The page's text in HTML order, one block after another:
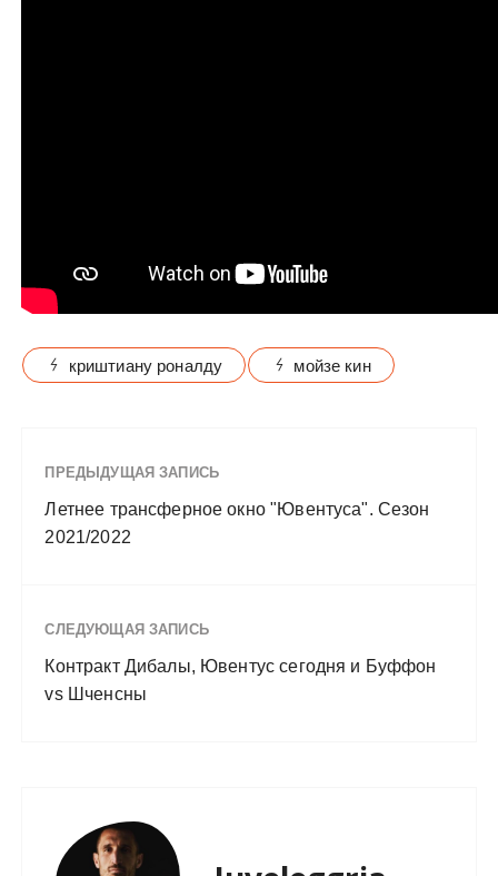
криштиану роналду мойзе кин
ПРЕДЫДУЩАЯ ЗАПИСЬ
Летнее трансферное окно "Ювентуса". Сезон
2021/2022
СЛЕДУЮЩАЯ ЗАПИСЬ
Контракт Дибалы, Ювентус сегодня и Буффон
vs Шченсны